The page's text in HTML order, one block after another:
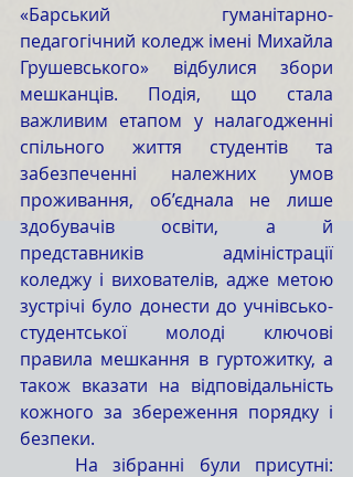
«Барський гуманітарно-
педагогічний коледж імені Михайла
Грушевського» відбулися збори
мешканців. Подія, що стала
важливим етапом у налагодженні
спільного життя студентів та
забезпеченні належних умов
проживання, об’єднала не лише
здобувачів освіти, а й
представників адміністрації
коледжу і вихователів, адже метою
зустрічі було донести до учнівсько-
студентської молоді ключові
правила мешкання в гуртожитку, а
також вказати на відповідальність
кожного за збереження порядку і
безпеки.